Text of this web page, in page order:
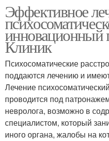
Эффективное
инновационный
Клиник
Психосоматические
поддаются лечению и
Лечение
проводится под
невролога, возможно в
специалистом, который
иного органа, жалобы на